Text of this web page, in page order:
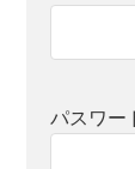
パスワー